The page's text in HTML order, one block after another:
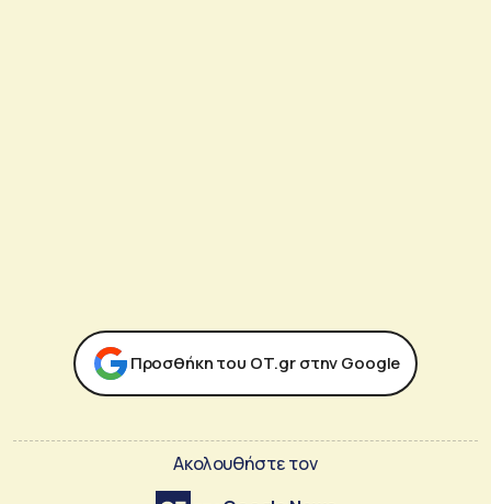
Προσθήκη του ΟΤ.gr στην Google
Ακολουθήστε τον